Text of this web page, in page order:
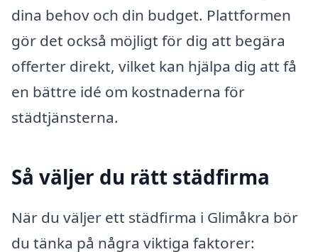
dina behov och din budget. Plattformen
gör det också möjligt för dig att begära
offerter direkt, vilket kan hjälpa dig att få
en bättre idé om kostnaderna för
städtjänsterna.
Så väljer du rätt städfirma
När du väljer ett städfirma i Glimåkra bör
du tänka på några viktiga faktorer: